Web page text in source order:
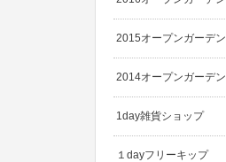
2015オープンガーデン
2014オープンガーデン
1day雑貨ショップ
１dayフリーキップ